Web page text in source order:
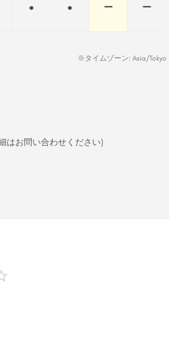
● ● ー ー
※タイムゾーン: Asia/Tokyo
はお問い合わせください)